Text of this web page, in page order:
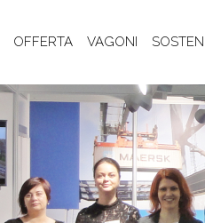
OFFERTA VAGONI